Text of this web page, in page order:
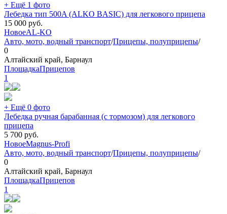
+ Ещё 1 фото
Лебедка тип 500A (ALKO BASIC) для легкового прицепа
15 000 руб.
НовоеAL-KO
Авто, мото, водный транспорт/Прицепы, полуприцепы/
0
Алтайский край, Барнаул
ПлощадкаПрицепов
1
+ Ещё 0 фото
Лебедка ручная барабанная (с тормозом) для легкового
прицепа
5 700 руб.
НовоеMagnus-Profi
Авто, мото, водный транспорт/Прицепы, полуприцепы/
0
Алтайский край, Барнаул
ПлощадкаПрицепов
1